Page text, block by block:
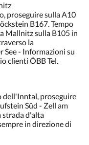
proseguire sulla A10
B167. Tempo
Mallnitz sulla B105 in
la
See - Informazioni su
clienti ÖBB Tel.
dell'Inntal, proseguire
Süd - Zell am
strada d'alta
in direzione di